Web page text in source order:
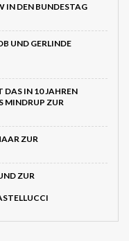
IN DEN BUNDESTAG
UND GERLINDE
DAS IN 10 JAHREN
MINDRUP ZUR
ZUR
ZUR